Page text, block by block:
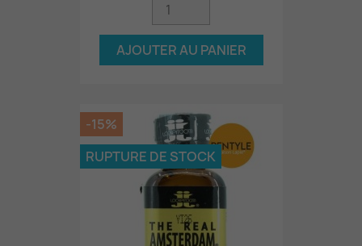
AJOUTER AU PANIER
-15%
RUPTURE DE STOCK